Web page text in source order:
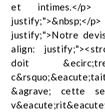
et intimes.</p>
justify;">&nbsp;</
justify;">Notre
align:
doit
&agrave; cette